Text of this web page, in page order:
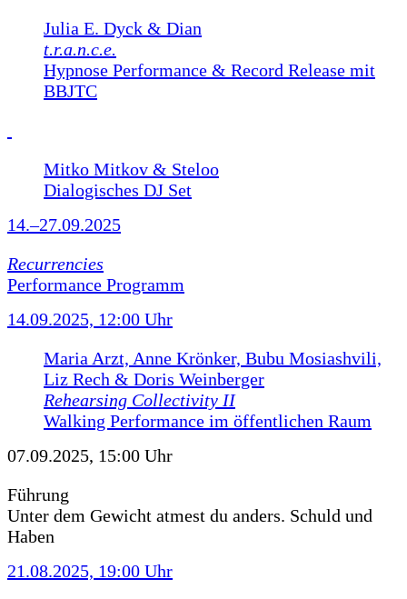
Julia E. Dyck & Dian
t.r.a.n.c.e.
Hypnose Performance & Record Release mit
BBJTC
Mitko Mitkov & Steloo
Dialogisches DJ Set
14.–27.09.2025
Recurrencies
Performance Programm
14.09.2025, 12:00 Uhr
Maria Arzt, Anne Krönker, Bubu Mosiashvili,
Liz Rech & Doris Weinberger
Rehearsing Collectivity II
Walking Performance im öffentlichen Raum
07.09.2025, 15:00 Uhr
Führung
Unter dem Gewicht atmest du anders. Schuld und
Haben
21.08.2025, 19:00 Uhr